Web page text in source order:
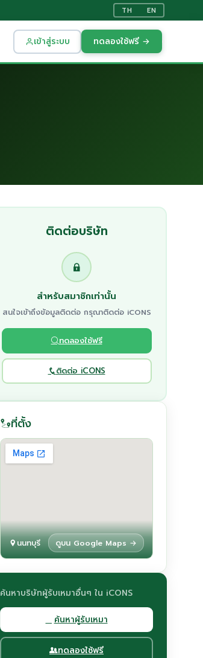
TH EN
เข้าสู่ระบบ ทดลองใช้ฟรี →
ติดต่อบริษัท
สำหรับสมาชิกเท่านั้น
สนใจเข้าถึงข้อมูลติดต่อ กรุณาติดต่อ iCONS
ทดลองใช้ฟรี
ติดต่อ iCONS
ที่ตั้ง
นนทบุรี ดูบน Google Maps →
ค้นหาบริษัทผู้รับเหมาอื่นๆ ใน iCONS
ค้นหาผู้รับเหมา
ทดลองใช้ฟรี